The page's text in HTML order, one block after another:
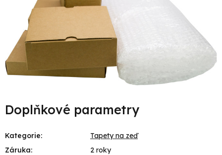
Doplňkové parametry
Kategorie:
Tapety na zeď
Záruka:
2 roky